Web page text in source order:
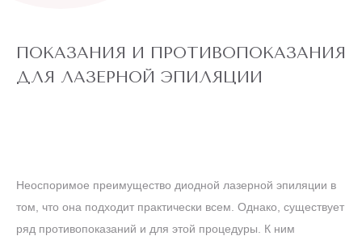
ПОКАЗАНИЯ И ПРОТИВОПОКАЗАНИЯ
ДЛЯ ЛАЗЕРНОЙ ЭПИЛЯЦИИ
Неоспоримое преимущество диодной лазерной эпиляции в
том, что она подходит практически всем. Однако, существует
ряд противопоказаний и для этой процедуры. К ним